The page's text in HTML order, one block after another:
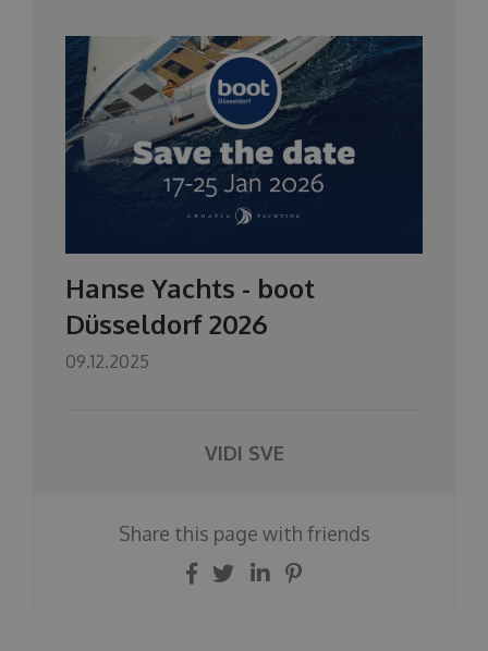
Hanse Yachts - boot
Düsseldorf 2026
09.12.2025
VIDI SVE
Share this page with friends